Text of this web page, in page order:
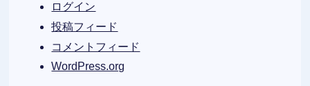
ログイン
投稿フィード
コメントフィード
WordPress.org